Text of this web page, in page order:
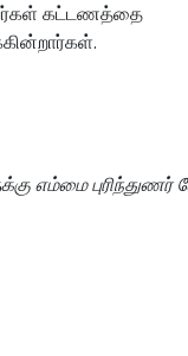
கட்டணத்தை
எம்மைபுரிந்துணர்